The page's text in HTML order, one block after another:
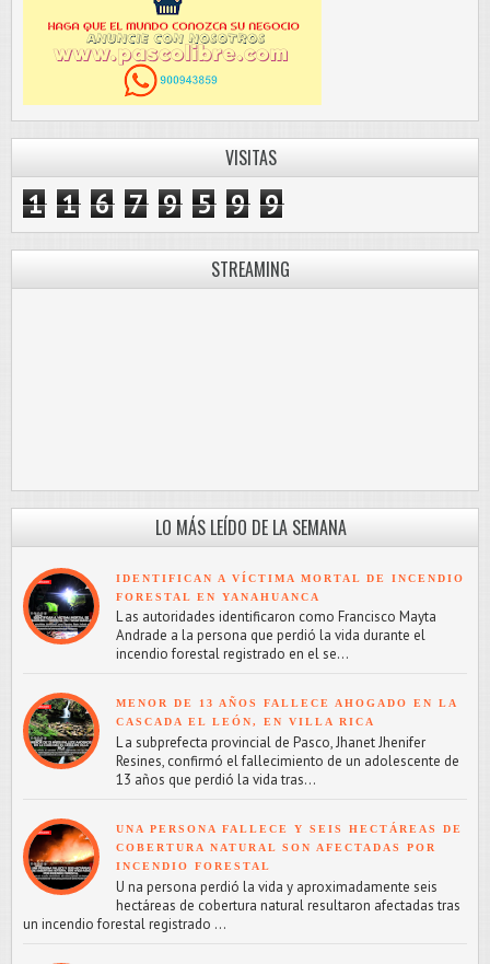
VISITAS
1 1 6 7 9 5 9 9
STREAMING
LO MÁS LEÍDO DE LA SEMANA
IDENTIFICAN A VÍCTIMA MORTAL DE INCENDIO
FORESTAL EN YANAHUANCA
L as autoridades identificaron como Francisco Mayta
Andrade a la persona que perdió la vida durante el
incendio forestal registrado en el se...
MENOR DE 13 AÑOS FALLECE AHOGADO EN LA
CASCADA EL LEÓN, EN VILLA RICA
L a subprefecta provincial de Pasco, Jhanet Jhenifer
Resines, confirmó el fallecimiento de un adolescente de
13 años que perdió la vida tras...
UNA PERSONA FALLECE Y SEIS HECTÁREAS DE
COBERTURA NATURAL SON AFECTADAS POR
INCENDIO FORESTAL
U na persona perdió la vida y aproximadamente seis
hectáreas de cobertura natural resultaron afectadas tras
un incendio forestal registrado ...